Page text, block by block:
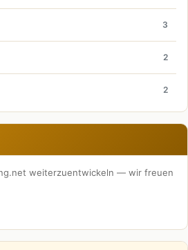
3
2
2
weiterzuentwickeln — wir freuen